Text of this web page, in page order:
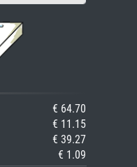
€ 64.70
€ 11.15
€ 39.27
€ 1.09